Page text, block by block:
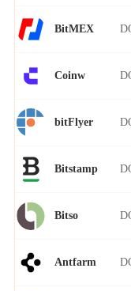
BitMEX
Coinw
bitFlyer
Bitstamp
Bitso
Antfarm